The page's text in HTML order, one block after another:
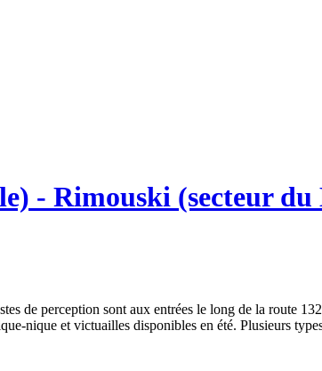
- Rimouski (secteur du
de perception sont aux entrées le long de la route
nique et victuailles disponibles en été. Plusieurs